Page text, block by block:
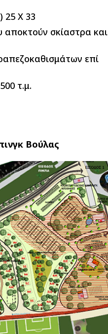
25 Χ 33
σκίαστρα και
επί
τ.μ.
Βούλας